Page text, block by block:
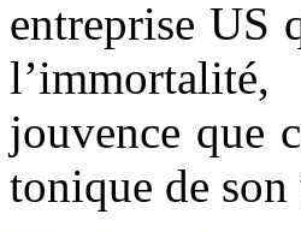
entreprise
jouvence que
tonique de son